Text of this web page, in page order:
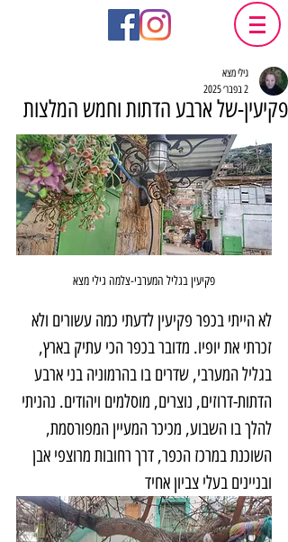
פקיעין-של ארבע הדתות וחמש המלצות
גילי מצא
2 בפבר׳ 2025
פקיעין בגליל המערבי-צלמה גילי מצא
לא הייתי בכפר פקיעין לדעתי כמה עשורים ולא
זכרתי את יופיו. מדובר בכפר הכי עתיק בארץ,
בגליל המערבי, שדרים בו בהרמוניה בני ארבע
הדתות-דרוזים, נוצרים, מוסלמים ויהודים. נהניתי
להלך בו השבוע, מכיכר המעיין המפורסמת,
השוכנת במרכז הכפר, דרך רחובות מרוצפי אבן
ובניינים בעלי צביון אחיד